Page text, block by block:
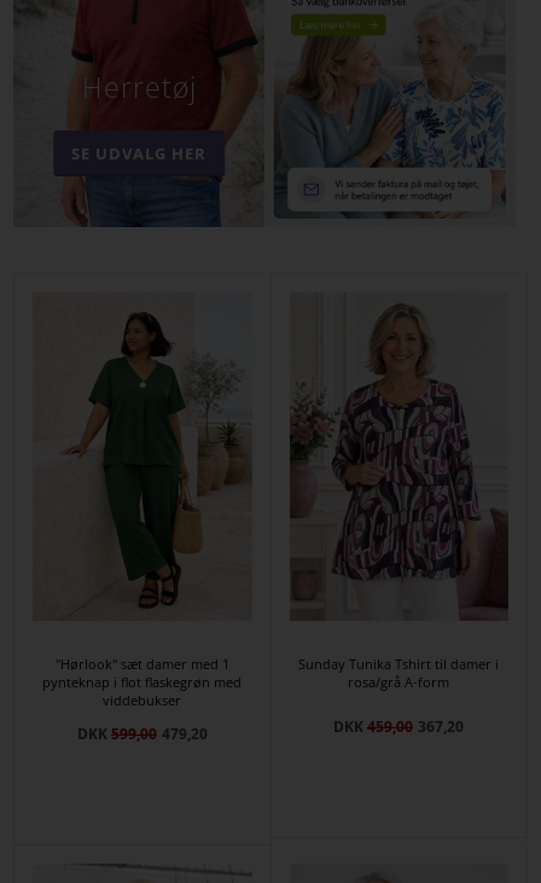
Herretøj
SE UDVALG HER
"Hørlook" sæt damer med 1
pynteknap i flot flaskegrøn med
viddebukser
DKK599,00 479,20
Sunday Tunika Tshirt til damer i
rosa/grå A-form
DKK459,00 367,20